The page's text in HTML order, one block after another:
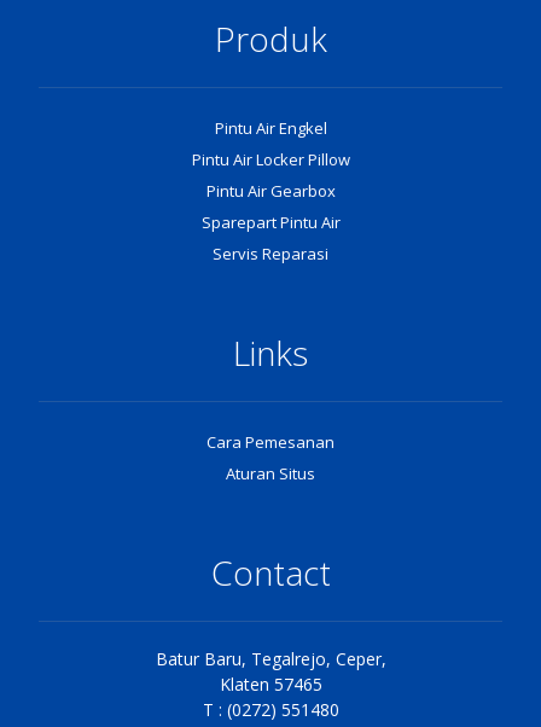
Produk
Pintu Air Engkel
Pintu Air Locker Pillow
Pintu Air Gearbox
Sparepart Pintu Air
Servis Reparasi
Links
Cara Pemesanan
Aturan Situs
Contact
Batur Baru, Tegalrejo, Ceper,
Klaten 57465
T : (0272) 551480